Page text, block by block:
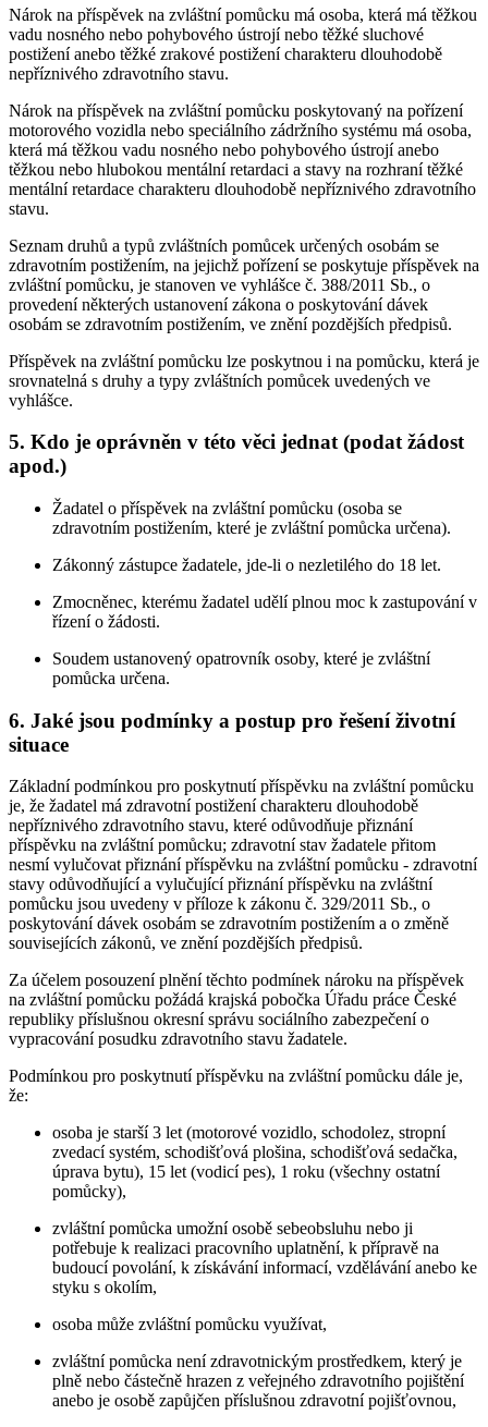
Nárok na příspěvek na zvláštní pomůcku má osoba, která má těžkou
vadu nosného nebo pohybového ústrojí nebo těžké sluchové
postižení anebo těžké zrakové postižení charakteru dlouhodobě
nepříznivého zdravotního stavu.
Nárok na příspěvek na zvláštní pomůcku poskytovaný na pořízení
motorového vozidla nebo speciálního zádržního systému má osoba,
která má těžkou vadu nosného nebo pohybového ústrojí anebo
těžkou nebo hlubokou mentální retardaci a stavy na rozhraní těžké
mentální retardace charakteru dlouhodobě nepříznivého zdravotního
stavu.
Seznam druhů a typů zvláštních pomůcek určených osobám se
zdravotním postižením, na jejichž pořízení se poskytuje příspěvek na
zvláštní pomůcku, je stanoven ve vyhlášce č. 388/2011 Sb., o
provedení některých ustanovení zákona o poskytování dávek
osobám se zdravotním postižením, ve znění pozdějších předpisů.
Příspěvek na zvláštní pomůcku lze poskytnou i na pomůcku, která je
srovnatelná s druhy a typy zvláštních pomůcek uvedených ve
vyhlášce.
5. Kdo je oprávněn v této věci jednat (podat žádost
apod.)
Žadatel o příspěvek na zvláštní pomůcku (osoba se
zdravotním postižením, které je zvláštní pomůcka určena).
Zákonný zástupce žadatele, jde-li o nezletilého do 18 let.
Zmocněnec, kterému žadatel udělí plnou moc k zastupování v
řízení o žádosti.
Soudem ustanovený opatrovník osoby, které je zvláštní
pomůcka určena.
6. Jaké jsou podmínky a postup pro řešení životní
situace
Základní podmínkou pro poskytnutí příspěvku na zvláštní pomůcku
je, že žadatel má zdravotní postižení charakteru dlouhodobě
nepříznivého zdravotního stavu, které odůvodňuje přiznání
příspěvku na zvláštní pomůcku; zdravotní stav žadatele přitom
nesmí vylučovat přiznání příspěvku na zvláštní pomůcku - zdravotní
stavy odůvodňující a vylučující přiznání příspěvku na zvláštní
pomůcku jsou uvedeny v příloze k zákonu č. 329/2011 Sb., o
poskytování dávek osobám se zdravotním postižením a o změně
souvisejících zákonů, ve znění pozdějších předpisů.
Za účelem posouzení plnění těchto podmínek nároku na příspěvek
na zvláštní pomůcku požádá krajská pobočka Úřadu práce České
republiky příslušnou okresní správu sociálního zabezpečení o
vypracování posudku zdravotního stavu žadatele.
Podmínkou pro poskytnutí příspěvku na zvláštní pomůcku dále je,
že:
osoba je starší 3 let (motorové vozidlo, schodolez, stropní
zvedací systém, schodišťová plošina, schodišťová sedačka,
úprava bytu), 15 let (vodicí pes), 1 roku (všechny ostatní
pomůcky),
zvláštní pomůcka umožní osobě sebeobsluhu nebo ji
potřebuje k realizaci pracovního uplatnění, k přípravě na
budoucí povolání, k získávání informací, vzdělávání anebo ke
styku s okolím,
osoba může zvláštní pomůcku využívat,
zvláštní pomůcka není zdravotnickým prostředkem, který je
plně nebo částečně hrazen z veřejného zdravotního pojištění
anebo je osobě zapůjčen příslušnou zdravotní pojišťovnou,